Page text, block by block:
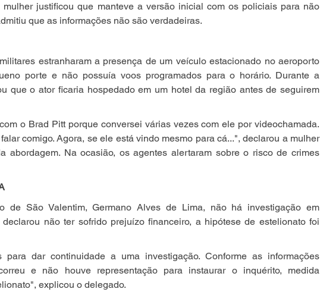
justificou que manteve a versão inicial com os policiais para não
que as informações não são verdadeiras.
estranharam a presença de um veículo estacionado no aeroporto
porte e não possuía voos programados para o horário. Durante a
que o ator ficaria hospedado em um hotel da região antes de seguirem
o Brad Pitt porque conversei várias vezes com ele por videochamada.
comigo. Agora, se ele está vindo mesmo para cá...", declarou a mulher
abordagem. Na ocasião, os agentes alertaram sobre o risco de crimes
de São Valentim, Germano Alves de Lima, não há investigação em
não ter sofrido prejuízo financeiro, a hipótese de estelionato foi
para dar continuidade a uma investigação. Conforme as informações
e não houve representação para instaurar o inquérito, medida
explicou o delegado.